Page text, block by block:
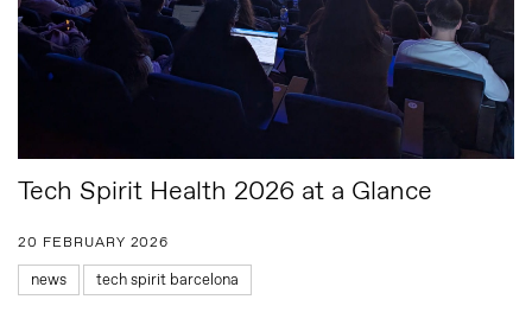
Tech Spirit Health 2026 at a Glance
20 FEBRUARY 2026
news tech spirit barcelona